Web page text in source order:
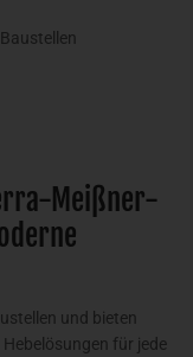
Meißner-
und bieten
für jede